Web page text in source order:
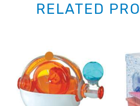
RELATED